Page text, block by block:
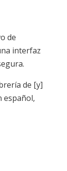
de
interfaz
de [y]
español,